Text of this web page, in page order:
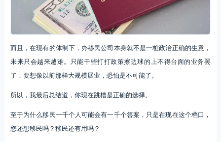
而且，在现有的体制下，办移民公司本身就不是一桩政治正确的生意，
未来只会越来越难。只能干些打打政策擦边球的上不得台面的业务罢
了，要想像以前那样大规模展业，恐怕是不可能了。
所以，我最后总结道，你现在跳槽是正确的选择。
至于为什么移民一千个人可能会有一千个答案，只是在现在这个档口，
您还想移民吗？移民还有用吗？